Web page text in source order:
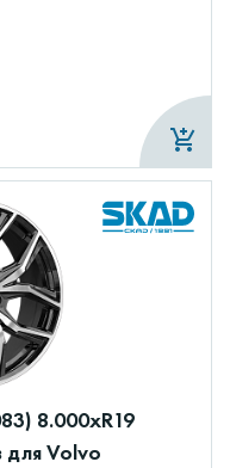
8.000xR19
для Volvo